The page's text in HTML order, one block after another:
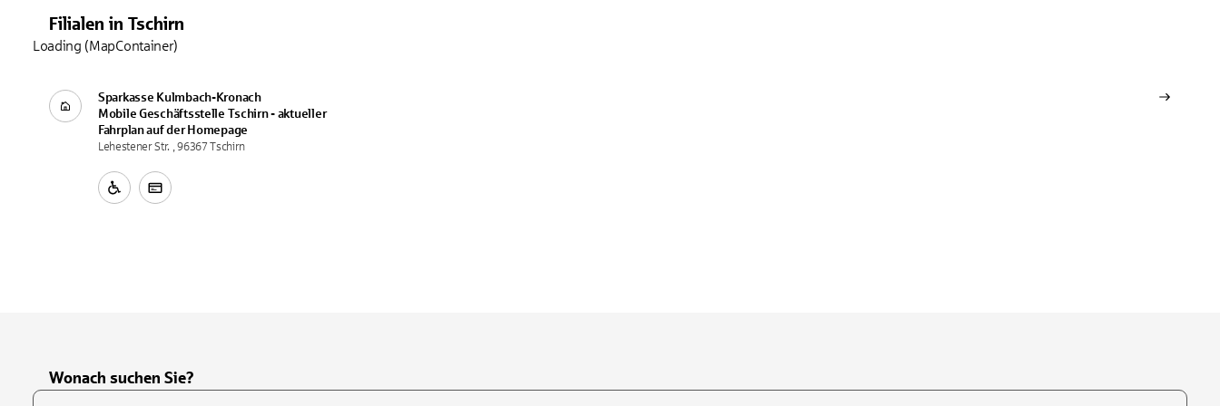
Filialen in Tschirn
Sparkasse Kulmbach-Kronach
Mobile Geschäftsstelle Tschirn - aktueller
Fahrplan auf der Homepage
Lehestener Str. , 96367 Tschirn
Loading (MapContainer)
Wonach suchen Sie?
Suchfeld